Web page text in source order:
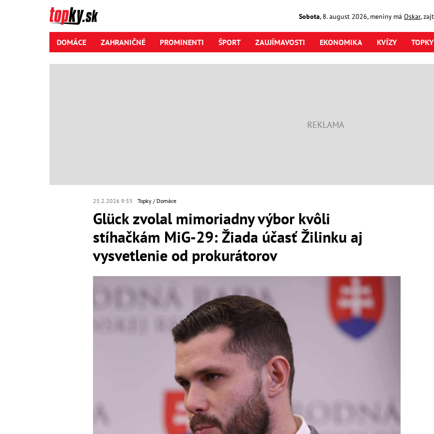
Sobota, 8. august2026, meniny má Oskar,
DOMÁCE ZAHRANIČNÉ PROMINENTI ŠPORT ZAUJÍMAVOSTI EKONOMIKA KVÍZY
25.2.2026 9:55 Topky Domáce
Glück zvolal mimoriadny výbor kvôli
stíhačkám MiG-29: Žiada účasť Žilinku aj
vysvetlenie od prokurátorov